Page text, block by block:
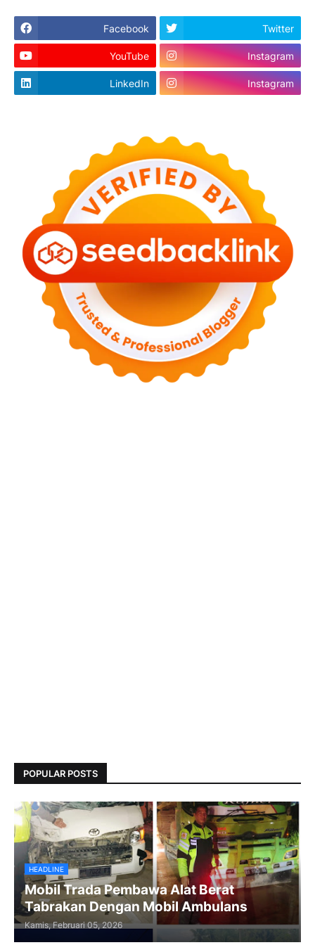
Facebook Twitter
YouTube Instagram
LinkedIn Instagram
POPULAR POSTS
HEADLINE
Mobil Trada Pembawa Alat Berat
Tabrakan Dengan Mobil Ambulans
Kamis, Februari 05, 2026